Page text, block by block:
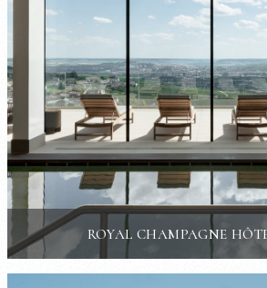
ROYAL CHAMPAGNE